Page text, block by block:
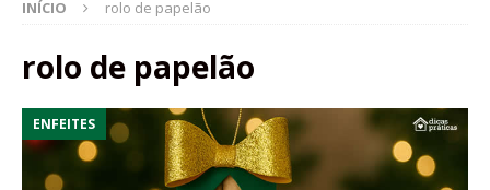
INÍCIO rolo de papelão
rolo de papelão
ENFEITES